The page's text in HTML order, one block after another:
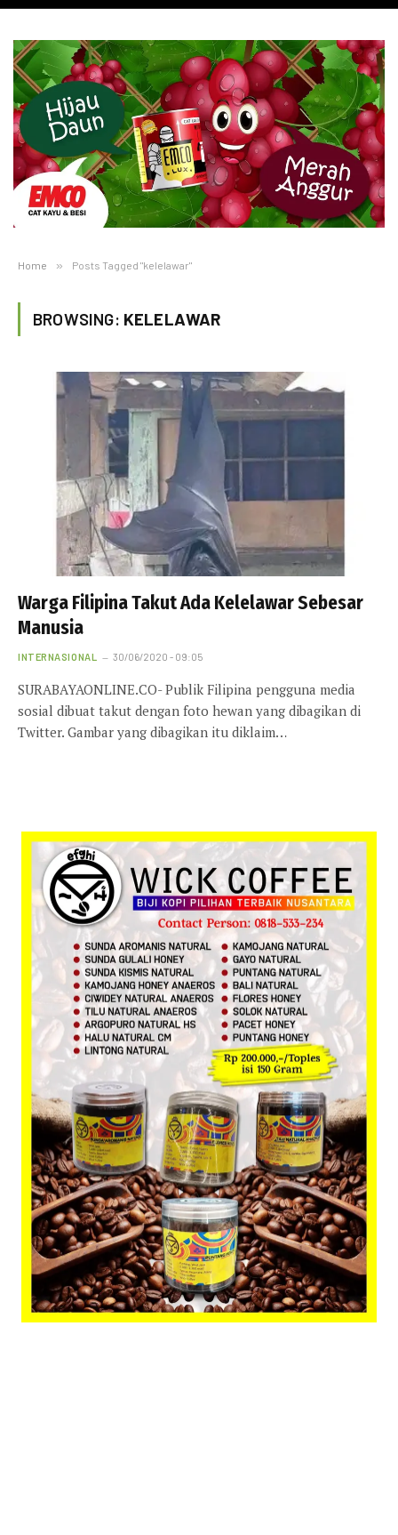
Home » Posts Tagged "kelelawar"
BROWSING: KELELAWAR
Warga Filipina Takut Ada Kelelawar Sebesar
Manusia
INTERNASIONAL 30/06/2020 - 09:05
SURABAYAONLINE.CO- Publik Filipina pengguna media
sosial dibuat takut dengan foto hewan yang dibagikan di
Twitter. Gambar yang dibagikan itu diklaim…